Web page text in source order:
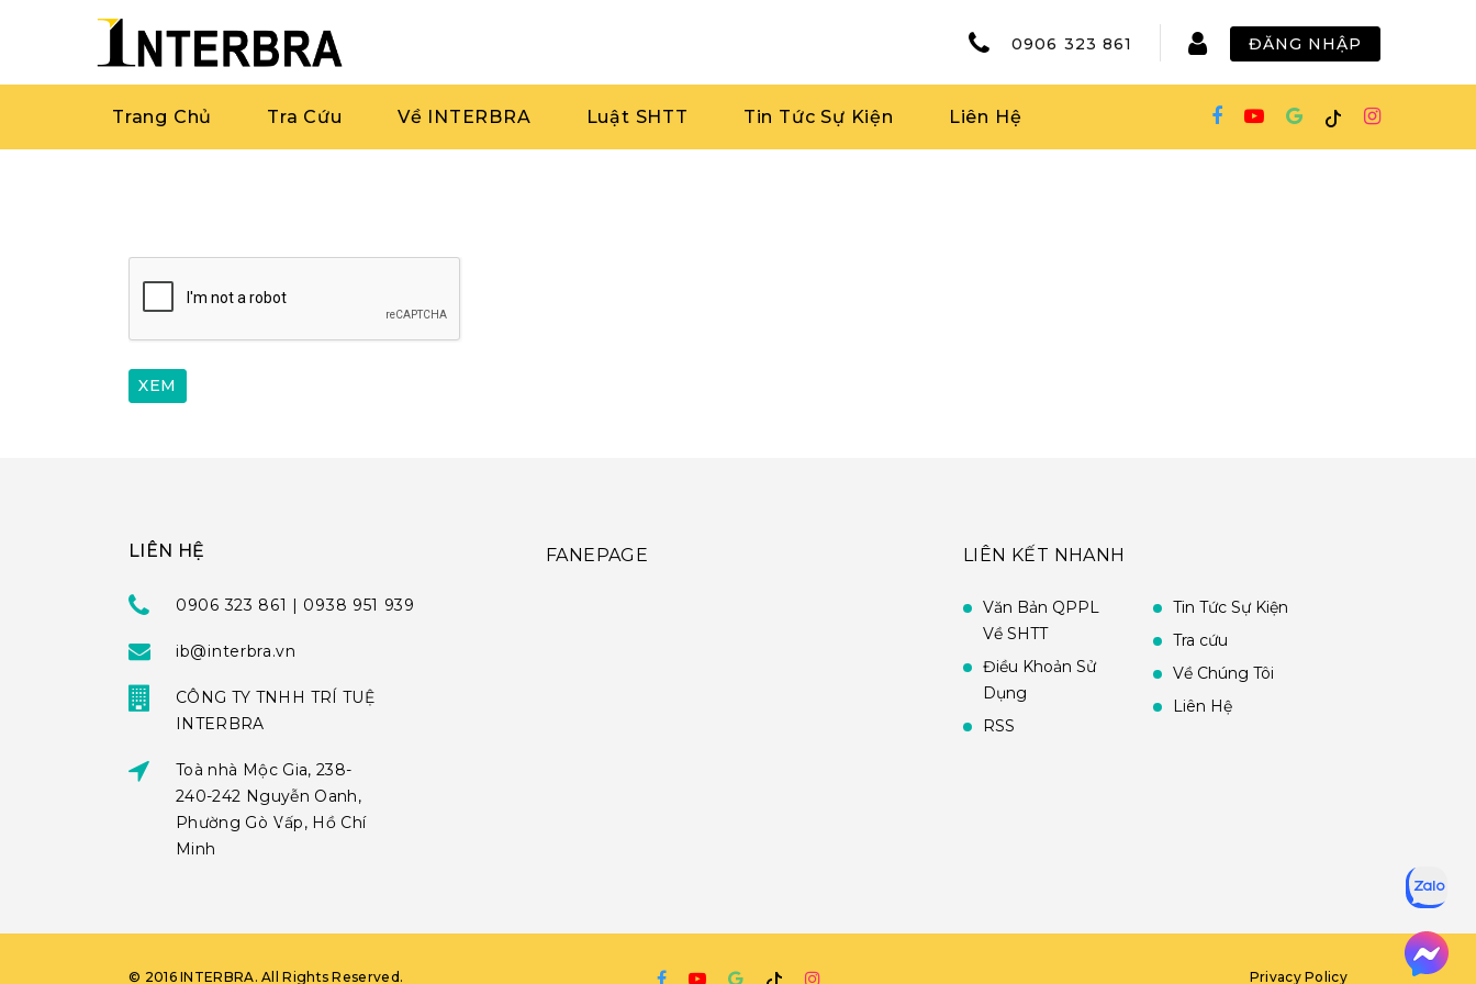
0906 323 861 ĐĂNG NHẬP
Trang Chủ Tra Cứu Về INTERBRA Luật SHTT Tin Tức Sự Kiện Liên Hệ
LIÊN HỆ
0906 323 861 | 0938 951 939
ib@interbra.vn
CÔNG TY TNHH TRÍ TUỆ
INTERBRA
Toà nhà Mộc Gia, 238-
240-242 Nguyễn Oanh,
Phường Gò Vấp, Hồ Chí
Minh
FANEPAGE LIÊN KẾT NHANH
Văn Bản QPPL
Về SHTT
Điều Khoản Sử
Dụng
RSS
Tin Tức Sự Kiện
Tra cứu
Về Chúng Tôi
Liên Hệ
© 2016 INTERBRA. All Rights Reserved. Privacy Policy